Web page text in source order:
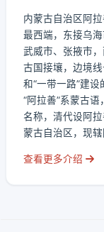
内蒙古自治区阿
最西端，东接乌
武威市、张掖市
古国接壤，边境
和“一带一路”建设
“阿拉善”系蒙古
名称，清代设阿
蒙古自治区，现
查看更多介绍